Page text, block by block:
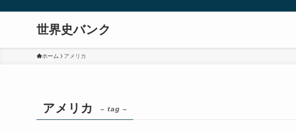
世界史バンク
ホーム アメリカ
アメリカ – tag –